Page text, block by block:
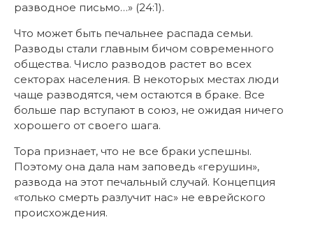
разводное письмо…» (24:1).
Что может быть печальнее распада семьи.
Разводы стали главным бичом современного
общества. Число разводов растет во всех
секторах населения. В некоторых местах люди
чаще разводятся, чем остаются в браке. Все
больше пар вступают в союз, не ожидая ничего
хорошего от своего шага.
Тора признает, что не все браки успешны.
Поэтому она дала нам заповедь «герушин»,
развода на этот печальный случай. Концепция
«только смерть разлучит нас» не еврейского
происхождения.